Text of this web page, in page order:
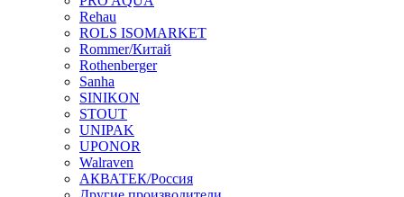
Rehau
ROLS ISOMARKET
Rommer/Китай
Rothenberger
Sanha
SINIKON
STOUT
UNIPAK
UPONOR
Walraven
АКВАТЕК/Россия